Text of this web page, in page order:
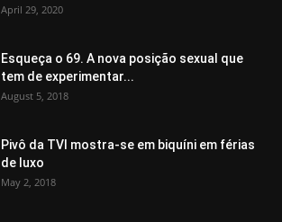
April 29, 2020
Esqueça o 69. A nova posição sexual que
tem de experimentar...
August 5, 2018
Pivô da TVI mostra-se em biquíni em férias
de luxo
May 2, 2018